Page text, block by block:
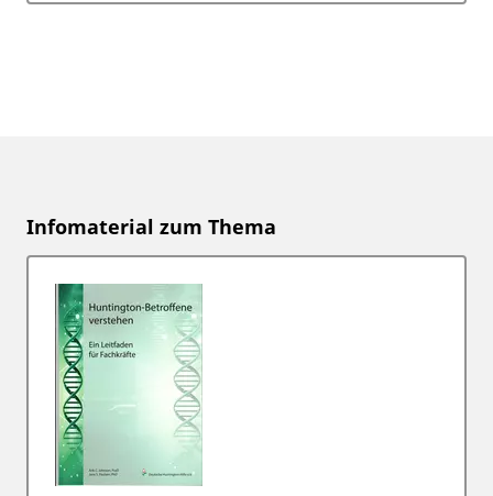
Infomaterial zum Thema